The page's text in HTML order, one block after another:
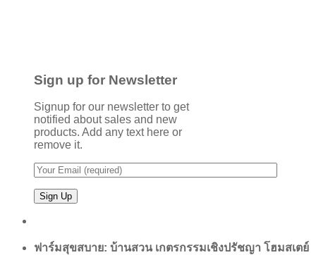
Sign up for Newsletter
Signup for our newsletter to get
notified about sales and new
products. Add any text here or
remove it.
ฟาร์มสุขสบาย: บ้านสวน เกตรกรรมเชิงปรัชญา โฮมสเตย์